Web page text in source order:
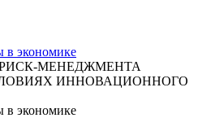
в экономике
МЕНЕДЖМЕНТА
ИННОВАЦИОННОГО
в экономике